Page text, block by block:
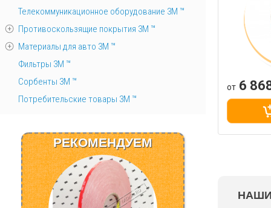
от 6
Телекоммуникационное оборудование 3М ™
Противоскользящие покрытия 3М ™
Материалы для авто 3М ™
Фильтры 3М ™
Сорбенты 3М ™
Потребительские товары 3М ™
РЕКОМЕНДУЕМ